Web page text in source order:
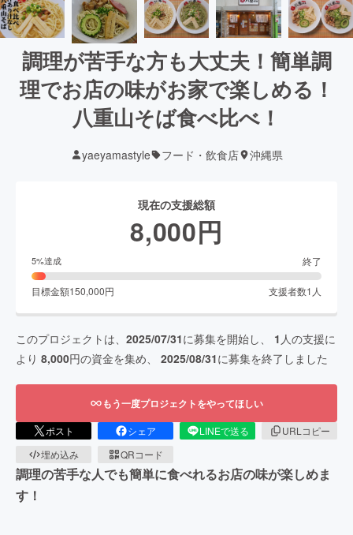
調理が苦手な方も大丈夫！簡単調
理でお店の味がお家で楽しめる！
八重山そば食べ比べ！
yaeyamastyle フード・飲食店 沖縄県
現在の支援総額
8,000円
5%達成 終了
目標金額150,000円 支援者数1 人
このプロジェクトは、 2025/07/31に募集を開始し、 1 人の支援に
より 8,000円の資金を集め、 2025/08/31に募集を終了しました
もう一度プロジェクトをやってほしい
ポスト シェア LINEで送る
URLコピー
埋め込み
QRコード
調理の苦手な人でも簡単に食べれるお店の味が楽しめま
す！